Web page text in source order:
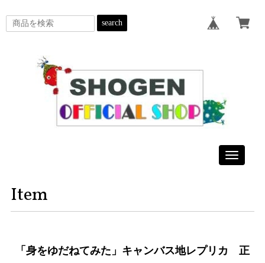
search
Toggle
Item
「身をゆだねてみた」キャンバス地レプリカ 正